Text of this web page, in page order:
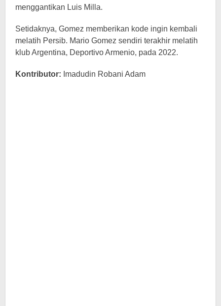
menggantikan Luis Milla.
Setidaknya, Gomez memberikan kode ingin kembali
melatih Persib. Mario Gomez sendiri terakhir melatih
klub Argentina, Deportivo Armenio, pada 2022.
Kontributor: Imadudin Robani Adam